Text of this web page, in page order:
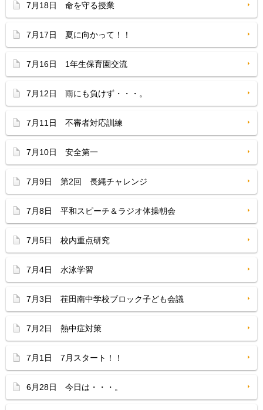
7月18日 命を守る授業
7月17日 夏に向かって！！
7月16日 1年生保育園交流
7月12日 雨にも負けず・・・。
7月11日 不審者対応訓練
7月10日 安全第一
7月9日 第2回 長縄チャレンジ
7月8日 平和スピーチ＆ラジオ体操朝会
7月5日 校内重点研究
7月4日 水泳学習
7月3日 荏田南中学校ブロック子ども会議
7月2日 熱中症対策
7月1日 7月スタート！！
6月28日 今日は・・・。